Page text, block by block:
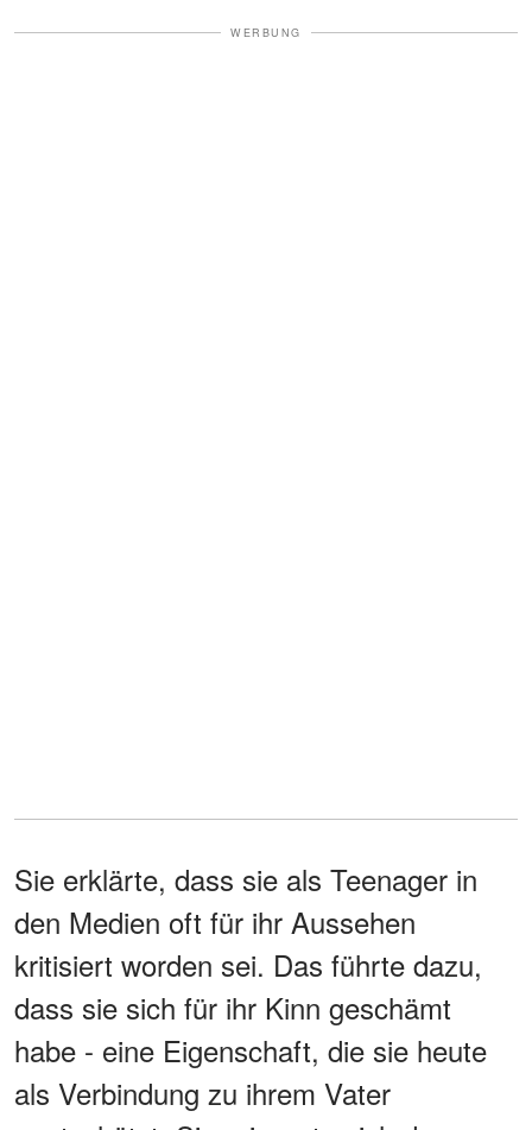
WERBUNG
Sie erklärte, dass sie als Teenager in
den Medien oft für ihr Aussehen
kritisiert worden sei. Das führte dazu,
dass sie sich für ihr Kinn geschämt
habe - eine Eigenschaft, die sie heute
als Verbindung zu ihrem Vater